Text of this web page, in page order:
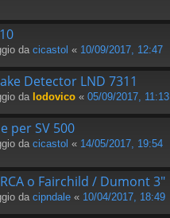
da cicastol « 10/09/2017, 12:47
Detector LND 7311
da lodovico « 05/09/2017, 11:13
per SV 500
da cicastol « 14/05/2017, 19:54
o Fairchild / Dumont 3"
da cipndale « 10/04/2017, 18:49